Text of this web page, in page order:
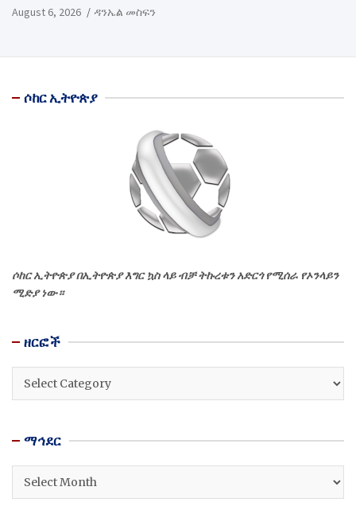
August 6, 2026 ዳንኤል መስፍን
ሶከር ኢትዮጵያ
ሶከር ኢትዮጵያ በኢትዮጵያ እግር ኳስ ላይ ብቻ ትኩረቱን አድርጎ የሚሰራ የኦንላይን
ሚድያ ነው።
ዘርፎች
ዘርፎች
ማኅደር
ማኅደር